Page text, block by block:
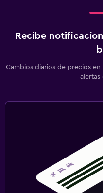
Recibe
Cambios diarios de precios
alertas